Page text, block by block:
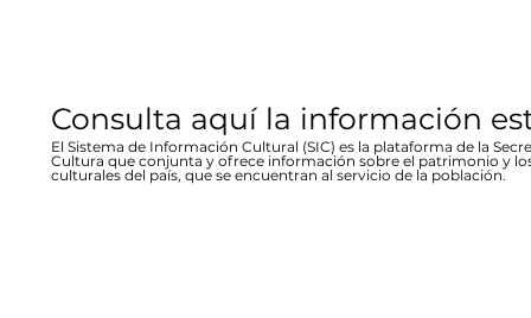
Consulta aquí la información
El Sistema de Información Cultural (SIC) es la plataforma de la
Cultura que conjunta y ofrece información sobre el patrimonio y
culturales del país, que se encuentran al servicio de la población.